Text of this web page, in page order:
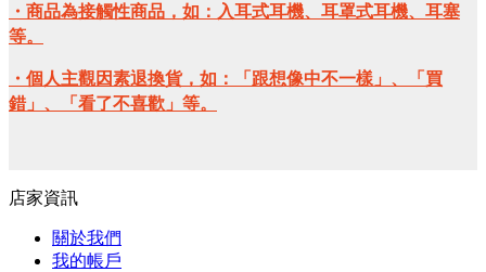
・商品為接觸性商品，如：入耳式耳機、耳罩式耳機、耳塞
等。
・個人主觀因素退換貨，如：「跟想像中不一樣」、「買
錯」、「看了不喜歡」等。
店家資訊
關於我們
我的帳戶